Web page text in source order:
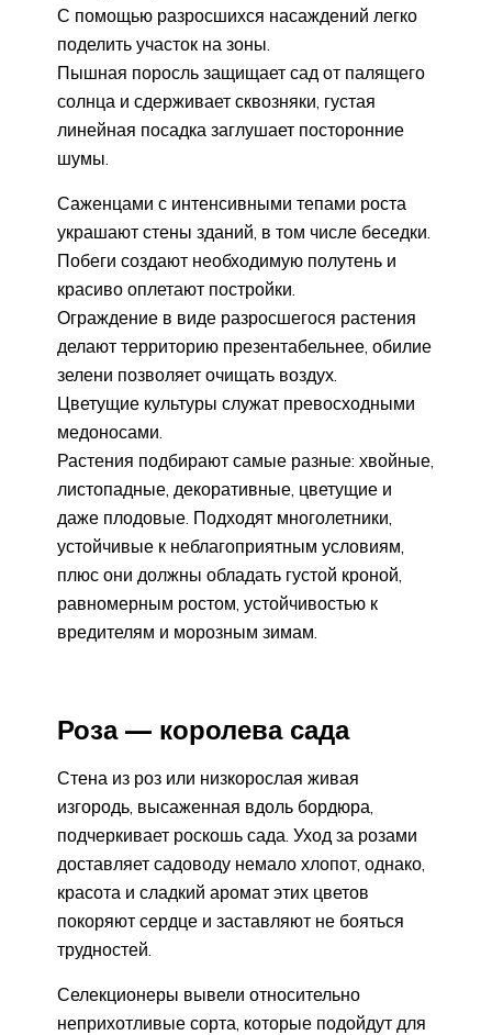
С помощью разросшихся насаждений легко
поделить участок на зоны.
Пышная поросль защищает сад от палящего
солнца и сдерживает сквозняки, густая
линейная посадка заглушает посторонние
шумы.
Саженцами с интенсивными тепами роста
украшают стены зданий, в том числе беседки.
Побеги создают необходимую полутень и
красиво оплетают постройки.
Ограждение в виде разросшегося растения
делают территорию презентабельнее, обилие
зелени позволяет очищать воздух.
Цветущие культуры служат превосходными
медоносами.
Растения подбирают самые разные: хвойные,
листопадные, декоративные, цветущие и
даже плодовые. Подходят многолетники,
устойчивые к неблагоприятным условиям,
плюс они должны обладать густой кроной,
равномерным ростом, устойчивостью к
вредителям и морозным зимам.
Роза — королева сада
Стена из роз или низкорослая живая
изгородь, высаженная вдоль бордюра,
подчеркивает роскошь сада. Уход за розами
доставляет садоводу немало хлопот, однако,
красота и сладкий аромат этих цветов
покоряют сердце и заставляют не бояться
трудностей.
Селекционеры вывели относительно
неприхотливые сорта, которые подойдут для